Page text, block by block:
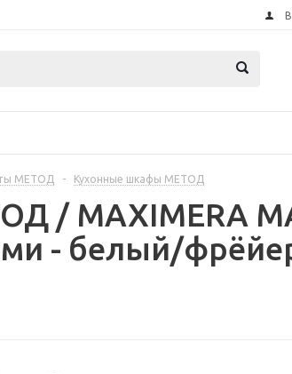
МЕТОД - Кухонные шкафы МЕТОД
/ MAXIMERA
- белый/